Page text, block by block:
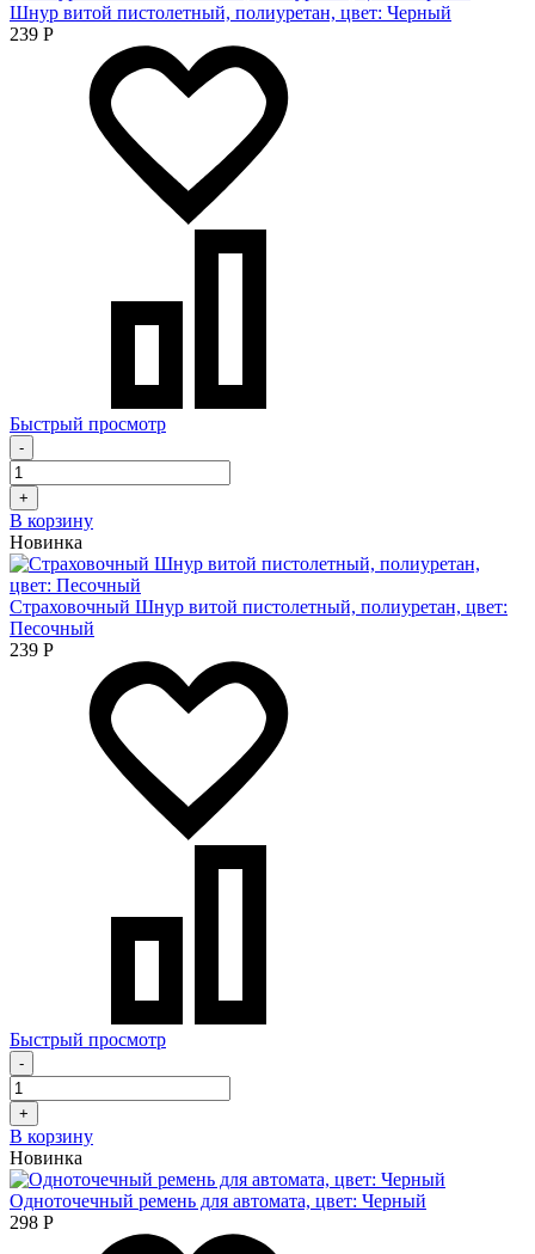
Шнур витой пистолетный, полиуретан, цвет: Черный
239 Р
Быстрый просмотр
-
+
В корзину
Новинка
Страховочный Шнур витой пистолетный, полиуретан, цвет:
Песочный
239 Р
Быстрый просмотр
-
+
В корзину
Новинка
Одноточечный ремень для автомата, цвет: Черный
298 Р